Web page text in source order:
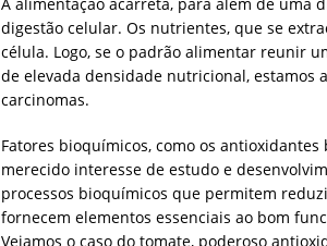
A alimentação acarreta, para além de uma
digestão celular. Os nutrientes, que se
célula. Logo, se o padrão alimentar reunir
de elevada densidade nutricional, estamos
carcinomas.
Fatores bioquímicos, como os
merecido interesse de estudo e
processos bioquímicos que permitem
fornecem elementos essenciais ao bom
Vejamos o caso do tomate, poderoso